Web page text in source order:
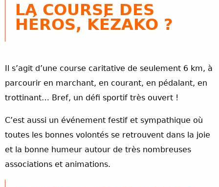
LA COURSE DES
HÉROS, KÉZAKO ?
Il s’agit d’une course caritative de seulement 6 km, à
parcourir en marchant, en courant, en pédalant, en
trottinant… Bref, un défi sportif très ouvert !
C’est aussi un événement festif et sympathique où
toutes les bonnes volontés se retrouvent dans la joie
et la bonne humeur autour de très nombreuses
associations et animations.